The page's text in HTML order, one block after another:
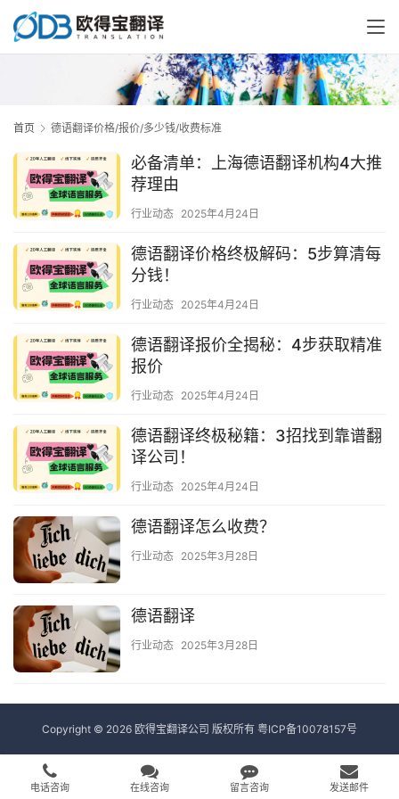
首页 德语翻译价格/报价/多少钱/收费标准
必备清单：上海德语翻译机构4大推
荐理由
行业动态 2025年4月24日
德语翻译价格终极解码：5步算清每
分钱！
行业动态 2025年4月24日
德语翻译报价全揭秘：4步获取精准
报价
行业动态 2025年4月24日
德语翻译终极秘籍：3招找到靠谱翻
译公司！
行业动态 2025年4月24日
德语翻译怎么收费？
行业动态 2025年3月28日
德语翻译
行业动态 2025年3月28日
Copyright © 2026 欧得宝翻译公司 版权所有 粤ICP备10078157号
电话咨询 在线咨询 留言咨询 发送邮件